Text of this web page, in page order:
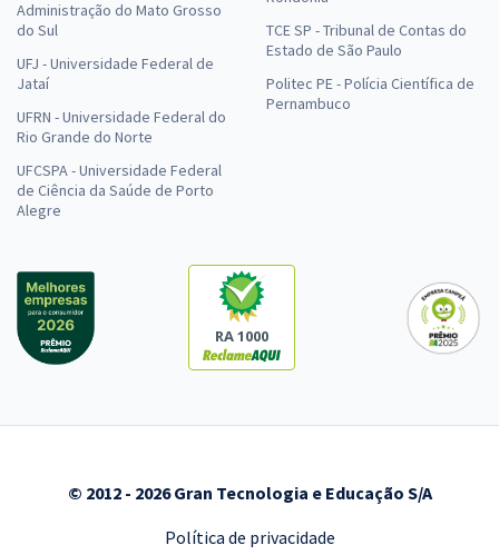
Administração do Mato Grosso
do Sul
UFJ - Universidade Federal de
Jataí
UFRN - Universidade Federal do
Rio Grande do Norte
UFCSPA - Universidade Federal
de Ciência da Saúde de Porto
Alegre
TCE SP - Tribunal de Contas do
Estado de São Paulo
Politec PE - Polícia Científica de
Pernambuco
RA 1000
© 2012 - 2026 Gran Tecnologia e Educação S/A
Política de privacidade